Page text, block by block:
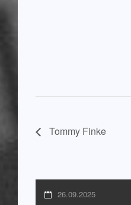
Tommy Finke
26.09.2025